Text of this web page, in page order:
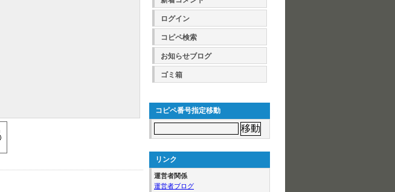
ログイン
コピペ検索
お知らせブログ
ゴミ箱
コピペ番号指定移動
リンク
運営者関係
運営者ブログ